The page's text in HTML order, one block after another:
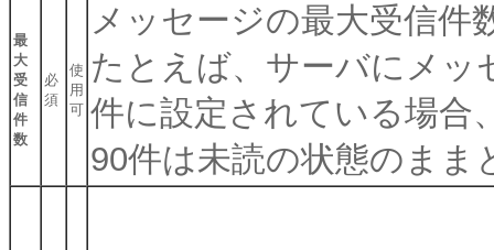
最
大
受
信
件
数
必
須
使
用
可
メッセージの最大受信件
たとえば、サーバにメッ
件に設定されている場合
90件は未読の状態のまま